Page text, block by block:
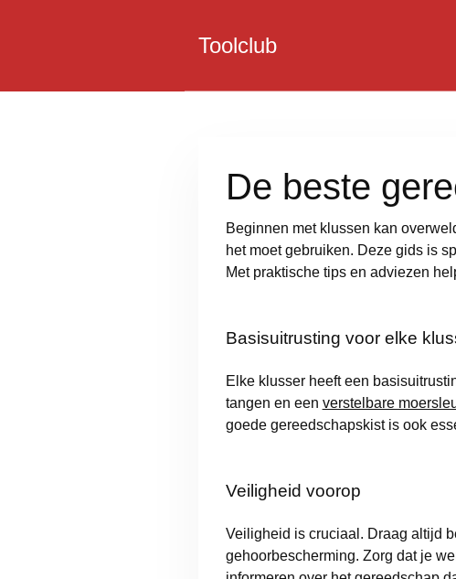
Toolclub
De beste
Beginnen met klussen kan
het moet gebruiken. Deze gids is
Met praktische tips en adviezen
Basisuitrusting voor elke
Elke klusser heeft een
tangen en een verstelbare
goede gereedschapskist is ook
Veiligheid voorop
Veiligheid is cruciaal. Draag altijd
gehoorbescherming. Zorg dat je